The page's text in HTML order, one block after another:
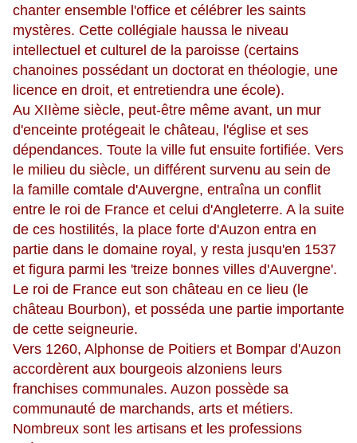
chanter ensemble l'office et célébrer les saints
mystères. Cette collégiale haussa le niveau
intellectuel et culturel de la paroisse (certains
chanoines possédant un doctorat en théologie, une
licence en droit, et entretiendra une école).
Au XIIème siècle, peut-être même avant, un mur
d'enceinte protégeait le château, l'église et ses
dépendances. Toute la ville fut ensuite fortifiée. Vers
le milieu du siècle, un différent survenu au sein de
la famille comtale d'Auvergne, entraîna un conflit
entre le roi de France et celui d'Angleterre. A la suite
de ces hostilités, la place forte d'Auzon entra en
partie dans le domaine royal, y resta jusqu'en 1537
et figura parmi les 'treize bonnes villes d'Auvergne'.
Le roi de France eut son château en ce lieu (le
château Bourbon), et posséda une partie importante
de cette seigneurie.
Vers 1260, Alphonse de Poitiers et Bompar d'Auzon
accordèrent aux bourgeois alzoniens leurs
franchises communales. Auzon possède sa
communauté de marchands, arts et métiers.
Nombreux sont les artisans et les professions